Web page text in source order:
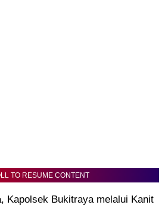
TO RESUME CONTENT
Kapolsek Bukitraya melalui Kanit